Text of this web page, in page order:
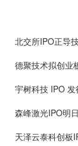
北交所IPO正导